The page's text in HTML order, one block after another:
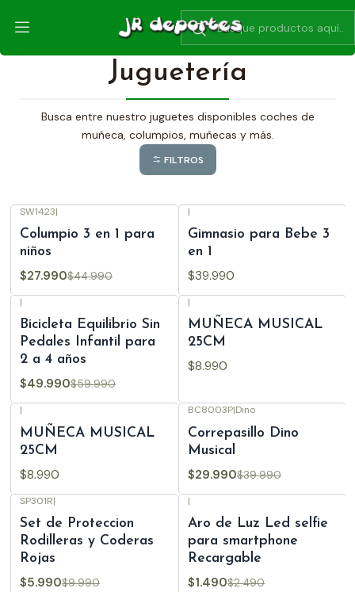
Inicio Juguetería
Juguetería
Busca entre nuestro juguetes disponibles coches de
muñeca, columpios, muñecas y más.
FILTROS
SW1423|
Columpio 3 en 1 para
niños
$27.990$44.990
|
Gimnasio para Bebe 3
en 1
$39.990
|
Bicicleta Equilibrio Sin
Pedales Infantil para
2 a 4 años
$49.990$59.990
|
MUÑECA MUSICAL
25CM
$8.990
|
MUÑECA MUSICAL
25CM
$8.990
BC8003P|Dino
Correpasillo Dino
Musical
$29.990$39.990
SP301R|
Set de Proteccion
Rodilleras y Coderas
Rojas
$5.990$9.990
|
Aro de Luz Led selfie
para smartphone
Recargable
$1.490$2.490